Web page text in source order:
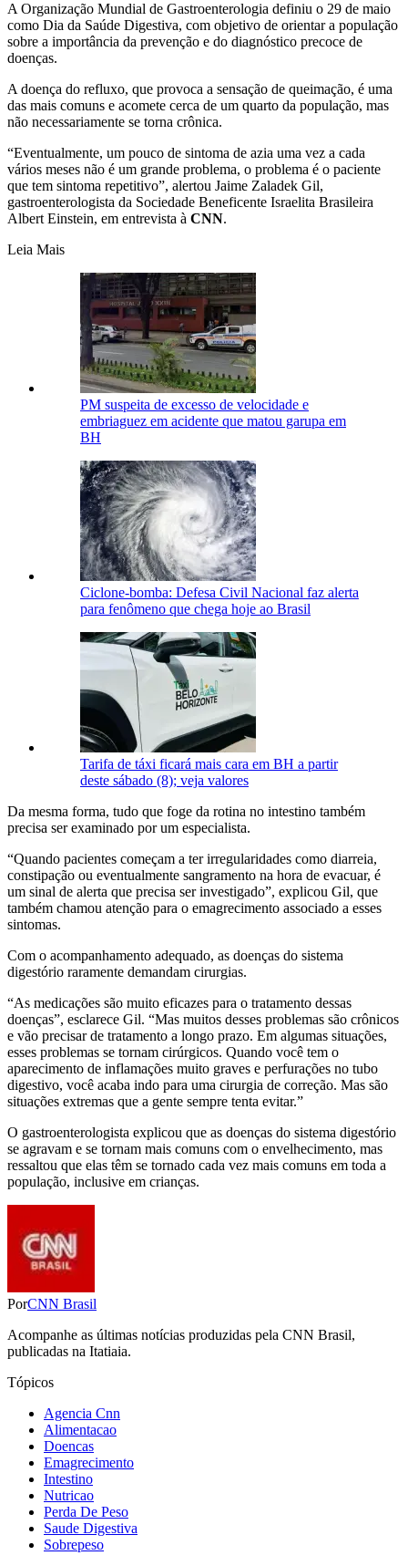
A Organização Mundial de Gastroenterologia definiu o 29 de maio
como Dia da Saúde Digestiva, com objetivo de orientar a população
sobre a importância da prevenção e do diagnóstico precoce de
doenças.
A doença do refluxo, que provoca a sensação de queimação, é uma
das mais comuns e acomete cerca de um quarto da população, mas
não necessariamente se torna crônica.
“Eventualmente, um pouco de sintoma de azia uma vez a cada
vários meses não é um grande problema, o problema é o paciente
que tem sintoma repetitivo”, alertou Jaime Zaladek Gil,
gastroenterologista da Sociedade Beneficente Israelita Brasileira
Albert Einstein, em entrevista à CNN.
Leia Mais
PM suspeita de excesso de velocidade e
embriaguez em acidente que matou garupa em
BH
Ciclone-bomba: Defesa Civil Nacional faz alerta
para fenômeno que chega hoje ao Brasil
Tarifa de táxi ficará mais cara em BH a partir
deste sábado (8); veja valores
Da mesma forma, tudo que foge da rotina no intestino também
precisa ser examinado por um especialista.
“Quando pacientes começam a ter irregularidades como diarreia,
constipação ou eventualmente sangramento na hora de evacuar, é
um sinal de alerta que precisa ser investigado”, explicou Gil, que
também chamou atenção para o emagrecimento associado a esses
sintomas.
Com o acompanhamento adequado, as doenças do sistema
digestório raramente demandam cirurgias.
“As medicações são muito eficazes para o tratamento dessas
doenças”, esclarece Gil. “Mas muitos desses problemas são crônicos
e vão precisar de tratamento a longo prazo. Em algumas situações,
esses problemas se tornam cirúrgicos. Quando você tem o
aparecimento de inflamações muito graves e perfurações no tubo
digestivo, você acaba indo para uma cirurgia de correção. Mas são
situações extremas que a gente sempre tenta evitar.”
O gastroenterologista explicou que as doenças do sistema digestório
se agravam e se tornam mais comuns com o envelhecimento, mas
ressaltou que elas têm se tornado cada vez mais comuns em toda a
população, inclusive em crianças.
PorCNN Brasil
Acompanhe as últimas notícias produzidas pela CNN Brasil,
publicadas na Itatiaia.
Tópicos
Agencia Cnn
Alimentacao
Doencas
Emagrecimento
Intestino
Nutricao
Perda De Peso
Saude Digestiva
Sobrepeso